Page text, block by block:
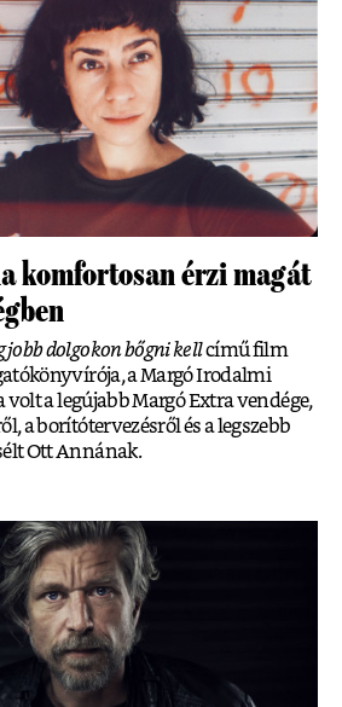
komfortosan érzi magát
dolgokon bőgni kellcímű film
a Margó Irodalmi
a legújabb Margó Extra vendége,
a borítótervezésről és a legszebb
Ott Annának.